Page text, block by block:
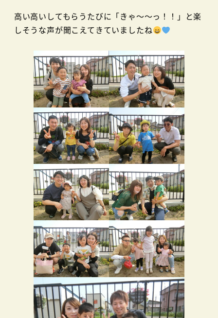
高い高いしてもらうたびに「きゃ～～っ！！」と楽
しそうな声が聞こえてきていましたね